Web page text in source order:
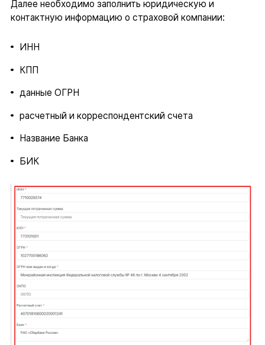
Далее необходимо заполнить юридическую и
контактную информацию о страховой компании:
ИНН
КПП
данные ОГРН
расчетный и корреспондентский счета
Название Банка
БИК